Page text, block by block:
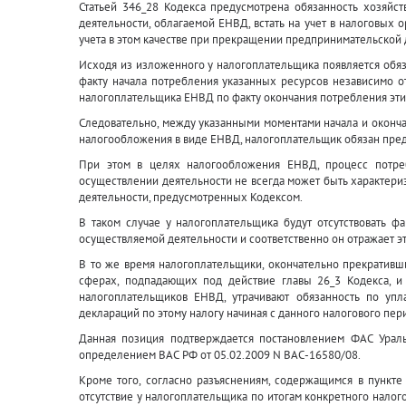
Статьей 346_28 Кодекса предусмотрена обязанность
деятельности, облагаемой ЕНВД, встать на учет в
учета в этом качестве при прекращении
Исходя из изложенного у налогоплательщика появляется
факту начала потребления указанных ресурсов независимо
налогоплательщика ЕНВД по факту окончания потребления
Следовательно, между указанными моментами начала и
налогообложения в виде ЕНВД, налогоплательщик обязан
При этом в целях налогообложения ЕНВД, процесс
осуществлении деятельности не всегда может быть
деятельности, предусмотренных Кодексом.
В таком случае у налогоплательщика будут отсутствовать
осуществляемой деятельности и соответственно он отражает
В то же время налогоплательщики, окончательно
сферах, подпадающих под действие главы 26_3 Кодекса,
налогоплательщиков ЕНВД, утрачивают обязанность по
деклараций по этому налогу начиная с данного налогового
Данная позиция подтверждается постановлением ФАС
определением ВАС РФ от 05.02.2009 N ВАС-16580/08.
Кроме того, согласно разъяснениям, содержащимся в
отсутствие у налогоплательщика по итогам конкретного